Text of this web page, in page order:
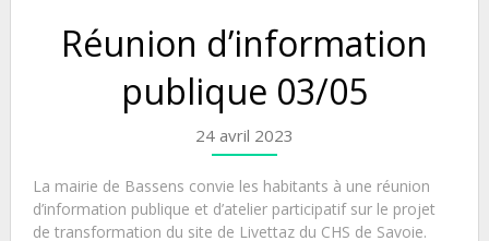
Réunion d’information
publique 03/05
24 avril 2023
La mairie de Bassens convie les habitants à une réunion
d’information publique et d’atelier participatif sur le projet
de transformation du site de Livettaz du CHS de Savoie.